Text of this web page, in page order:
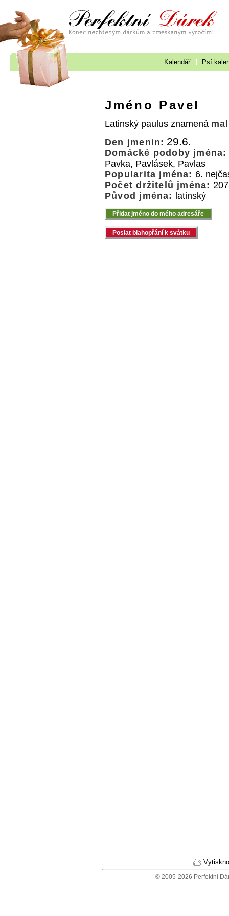
Kalendář Psí
Jméno Pavel
Latinský paulus znamená
Den jmenin: 29.6.
Domácké podoby jména:
Pavka, Pavlásek, Pavlas
Popularita jména: 6.
Počet držitelů jména:
Původ jména: latinský
Přidat jméno do mého adresáře
Poslat blahopřání k svátku
© 2005-2026 Perfektní